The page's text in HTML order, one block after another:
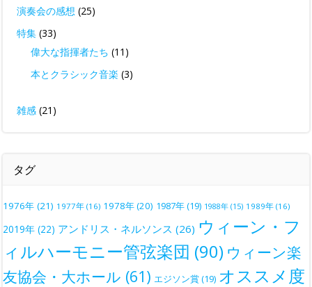
演奏会の感想 (25)
特集 (33)
偉大な指揮者たち (11)
本とクラシック音楽 (3)
雑感 (21)
タグ
1976年 (21) 1977年 (16) 1978年(20) 1987年(19) 1988年 (15) 1989年 (16)
2019年 (22) アンドリス・ネルソンス (26) ウィーン・フ
ィルハーモニー管弦楽団 (90) ウィーン楽
友協会・大ホール (61) エジソン賞(19) オススメ度